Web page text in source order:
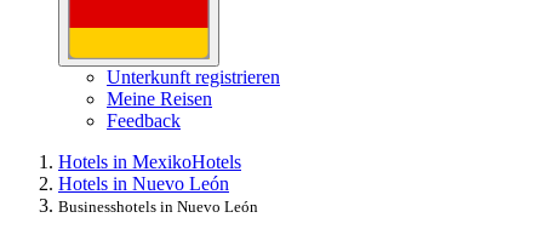
Unterkunft registrieren
Meine Reisen
Feedback
Hotels in MexikoHotels
Hotels in Nuevo León
Businesshotels in Nuevo León